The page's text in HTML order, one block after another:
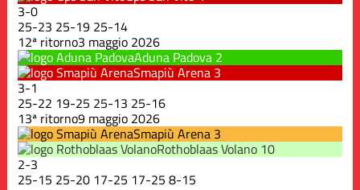
3-0
25-23 25-19 25-14
12ª ritorno3 maggio 2026
Aduna Padova 2
Smapiù Arena 3
3-1
25-22 19-25 25-13 25-16
13ª ritorno9 maggio 2026
Smapiù Arena 3
Rothoblaas Volano 10
2-3
25-15 25-20 17-25 17-25 8-15